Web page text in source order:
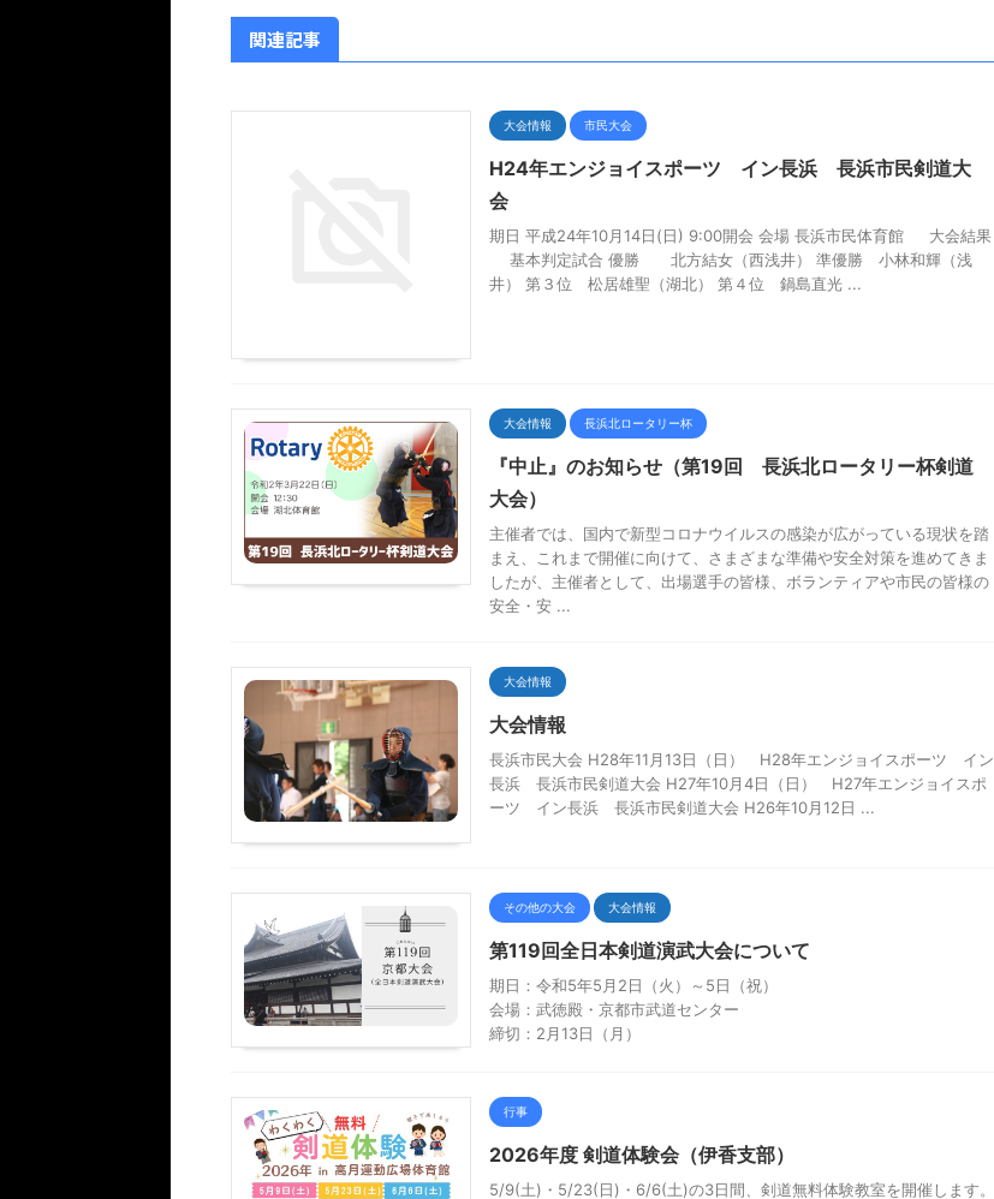
関連記事
大会情報 市民大会
H24年エンジョイスポーツ イン長浜 長浜市民剣道大
会
期日 平成24年10月14日(日) 9:00開会 会場 長浜市民体育館 大会結果
基本判定試合 優勝 北方結女（西浅井） 準優勝 小林和輝（浅
井） 第３位 松居雄聖（湖北） 第４位 鍋島直光 ...
大会情報 長浜北ロータリー杯
『中止』のお知らせ（第19回 長浜北ロータリー杯剣道
大会）
主催者では、国内で新型コロナウイルスの感染が広がっている現状を踏
まえ、これまで開催に向けて、さまざまな準備や安全対策を進めてきま
したが、主催者として、出場選手の皆様、ボランティアや市民の皆様の
安全・安 ...
大会情報
大会情報
長浜市民大会 H28年11月13日（日） H28年エンジョイスポーツ イン
長浜 長浜市民剣道大会 H27年10月4日（日） H27年エンジョイスポ
ーツ イン長浜 長浜市民剣道大会 H26年10月12日 ...
その他の大会 大会情報
第119回全日本剣道演武大会について
期日：令和5年5月2日（火）～5日（祝）
会場：武徳殿・京都市武道センター
締切：2月13日（月）
行事
2026年度 剣道体験会（伊香支部）
5/9(土)・5/23(日)・6/6(土)の3日間、剣道無料体験教室を開催します。